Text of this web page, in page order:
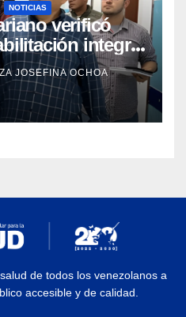
NOTICIAS
verificó
integral
José María
JOSEFINA OCHOA
de todos los venezolanos a
accesible y de calidad.